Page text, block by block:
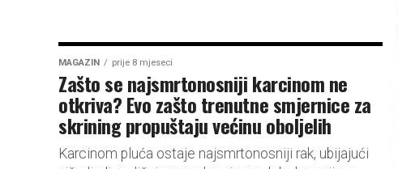
MAGAZIN prije 8 mjeseci
Zašto se najsmrtonosniji karcinom ne
otkriva? Evo zašto trenutne smjernice za
skrining propuštaju većinu oboljelih
Karcinom pluća ostaje najsmrtonosniji rak, ubijajući